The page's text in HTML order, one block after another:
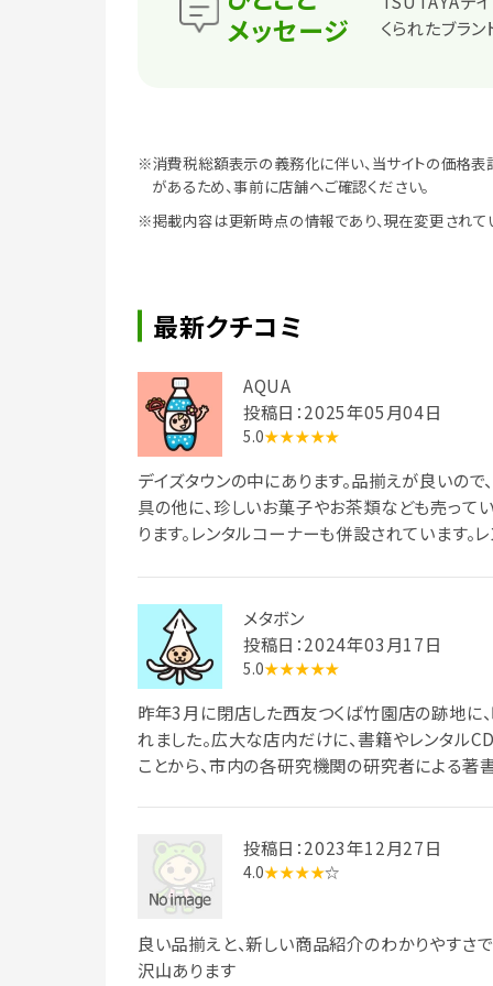
メッセージ
くられたブラ
※消費税総額表示の義務化に伴い、当サイトの価格
があるため、事前に店舗へご確認ください。
※掲載内容は更新時点の情報であり、現在変更されて
最新クチコミ
AQUA
投稿日：2025年05月04日
5.0★★★★★
デイズタウンの中にあります。品揃えが良いので
具の他に、珍しいお菓子やお茶類なども売って
ります。レンタルコーナーも併設されています。
メタボン
投稿日：2024年03月17日
5.0★★★★★
昨年3月に閉店した西友つくば竹園店の跡地に
れました。広大な店内だけに、書籍やレンタル
ことから、市内の各研究機関の研究者による
投稿日：2023年12月27日
4.0★★★★☆
良い品揃えと、新しい商品紹介のわかりやすさ
沢山あります